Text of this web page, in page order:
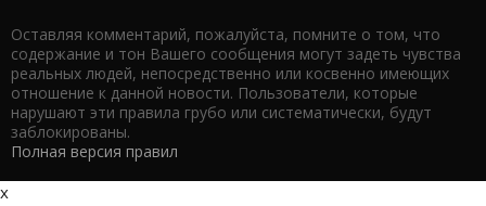
Оставляя комментарий, пожалуйста, помните о том, что
содержание и тон Вашего сообщения могут задеть чувства
реальных людей, непосредственно или косвенно имеющих
отношение к данной новости. Пользователи, которые
нарушают эти правила грубо или систематически, будут
заблокированы.
Полная версия правил
x